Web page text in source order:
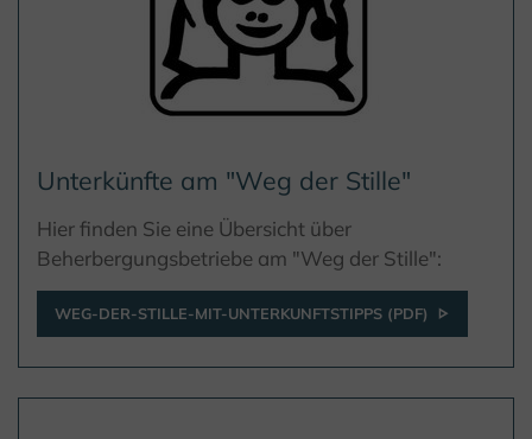
Unterkünfte am "Weg der Stille"
Hier finden Sie eine Übersicht über
Beherbergungsbetriebe am "Weg der Stille":
WEG-DER-STILLE-MIT-UNTERKUNFTSTIPPS (PDF)